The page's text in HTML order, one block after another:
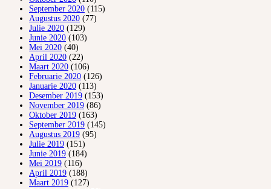
September 2020 (115)
Augustus 2020 (77)
Julie 2020 (129)
Junie 2020 (103)
Mei 2020 (40)
April 2020 (22)
Maart 2020 (106)
Februarie 2020 (126)
Januarie 2020 (113)
Desember 2019 (153)
November 2019 (86)
Oktober 2019 (163)
September 2019 (145)
Augustus 2019 (95)
Julie 2019 (151)
Junie 2019 (184)
Mei 2019 (116)
April 2019 (188)
Maart 2019 (127)